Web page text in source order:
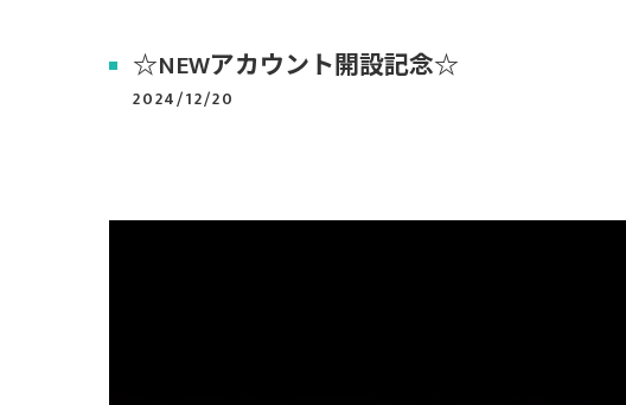
☆NEWアカウント開設記念☆
2024/12/20